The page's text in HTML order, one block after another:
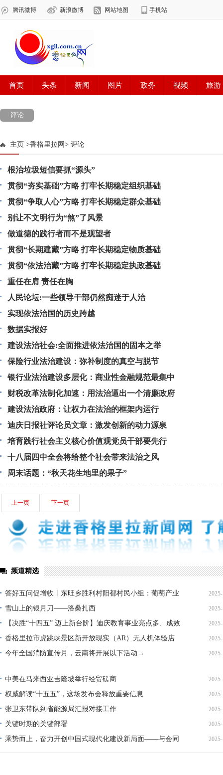
评论
主页 >香格里拉网 > 评论
根治垃圾短信要抓“源头”
贯彻“夯实基础”方略 打牢长期稳定组织基础
贯彻“争取人心”方略 打牢长期稳定群众基础
别让不文明行为“煞”了风景
做道德的践行者而不是观望者
贯彻“长期建藏”方略 打牢长期稳定物质基础
贯彻“依法治藏”方略 打牢长期稳定执政基础
重任在肩 责任在胸
人民论坛:一些领导干部仍然痴迷于人治
实现依法治国的历史跨越
数据实报好
建设法治社会:全面推进依法治国的固本之举
保险行业法治建设：弥补制度的真空与脱节
银行业法治建设多层化：商业性金融规范最集中
财税改革法制化加速：用法治逼出一个清廉政府
建设法治政府：让权力在法治的框架内运行
迪庆日报社评论员文章：激发创新的动力源泉
培育践行社会主义核心价值观党员干部要先行
十八届四中全会将给整个社会带来法治之风
周末话题：“秋天花生地里的果子”
上一页 下一页
频道精选
答好五问促增收丨东旺乡胜利村阳都村民小组：葡萄产业
铺就“甜蜜”增收路
雪山上的银月刀——洛桑扎西
【决胜“十四五” 迈上新台阶】迪庆教育事业亮点多、成效
显——培根铸魂育桃李
香格里拉市虎跳峡景区新开放现实（AR）无人机体验店
今年全国消防宣传月，云南将开展以下活动→
中美在马来西亚吉隆坡举行经贸磋商
权威解读“十五五”，这场发布会释放重要信息
张卫东带队到省能源局汇报对接工作
关键时期的关键部署
乘势而上，奋力开创中国式现代化建设新局面——与会同
志谈贯彻落实党的二十届四中全会精神